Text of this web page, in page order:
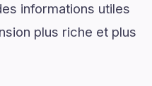
informations utiles
plus riche et plus